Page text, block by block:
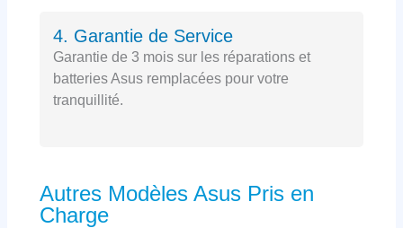
4. Garantie de Service
Garantie de 3 mois sur les réparations et
batteries Asus remplacées pour votre
tranquillité.
Autres Modèles Asus Pris en
Charge